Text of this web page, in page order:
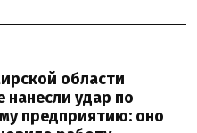
области
нанесли удар по
предприятию: оно